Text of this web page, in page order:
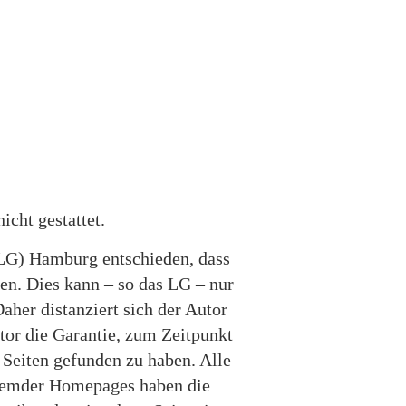
gestattet.
Hamburg entschieden, dass
Dies kann – so das LG – nur
distanziert sich der Autor
die Garantie, zum Zeitpunkt
gefunden zu haben. Alle
Homepages haben die